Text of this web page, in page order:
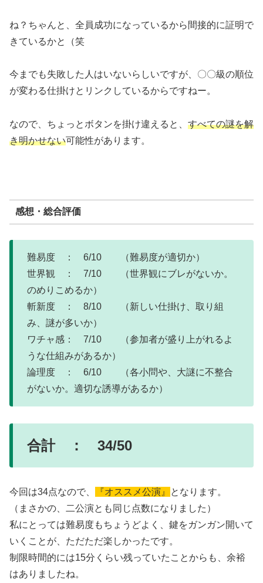
ね？ちゃんと、全員成功になっているから間接的に証明で
きているかと（笑
今までも失敗した人はいないらしいですが、〇〇級の順位
が変わる仕掛けとリンクしているからですねー。
なので、ちょっとボタンを掛け違えると、 すべての謎を解
き明かせない可能性があります。
感想・総合評価
難易度 ： 6/10 （難易度が適切か）
世界観 ： 7/10 （世界観にブレがないか。
のめりこめるか）
斬新度 ： 8/10 （新しい仕掛け、取り組
み、謎が多いか）
ワチャ感： 7/10 （参加者が盛り上がれるよ
うな仕組みがあるか）
論理度 ： 6/10 （各小問や、大謎に不整合
がないか。適切な誘導があるか）
合計 ： 34/50
今回は34点なので、 『オススメ公演』
となります。
（まさかの、二公演とも同じ点数になりました）
私にとっては難易度もちょうどよく、鍵をガンガン開いて
いくことが、ただただ楽しかったです。
制限時間的には15分くらい残っていたことからも、余裕
はありましたね。